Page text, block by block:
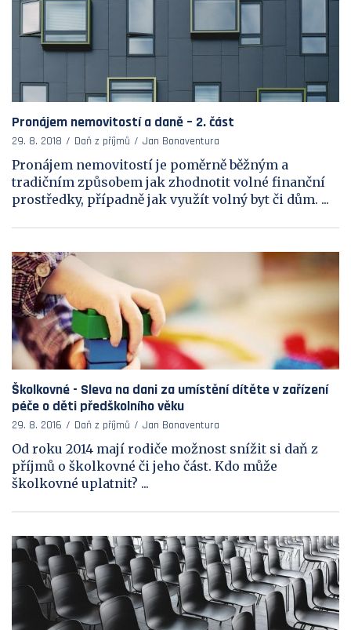
Pronájem nemovitostí a daně – 2. část
29. 8. 2018 Daň z příjmů Jan Bonaventura
Pronájem nemovitostí je poměrně běžným a
tradičním způsobem jak zhodnotit volné finanční
prostředky, případně jak využít volný byt či dům. ...
Školkovné - Sleva na dani za umístění dítěte v zařízení
péče o děti předškolního věku
29. 8. 2016 Daň z příjmů Jan Bonaventura
Od roku 2014 mají rodiče možnost snížit si daň z
příjmů o školkovné či jeho část. Kdo může
školkovné uplatnit? ...